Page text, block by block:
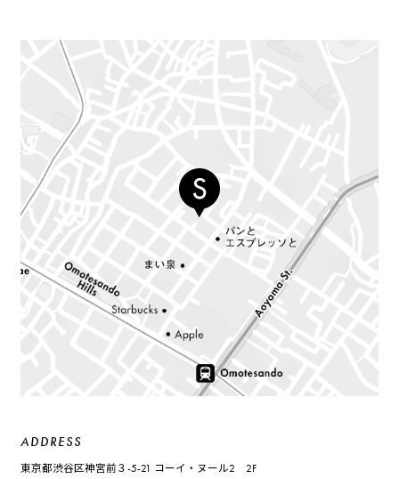
ADDRESS
東京都渋谷区神宮前３-5-21 コーイ・ヌール2 2F